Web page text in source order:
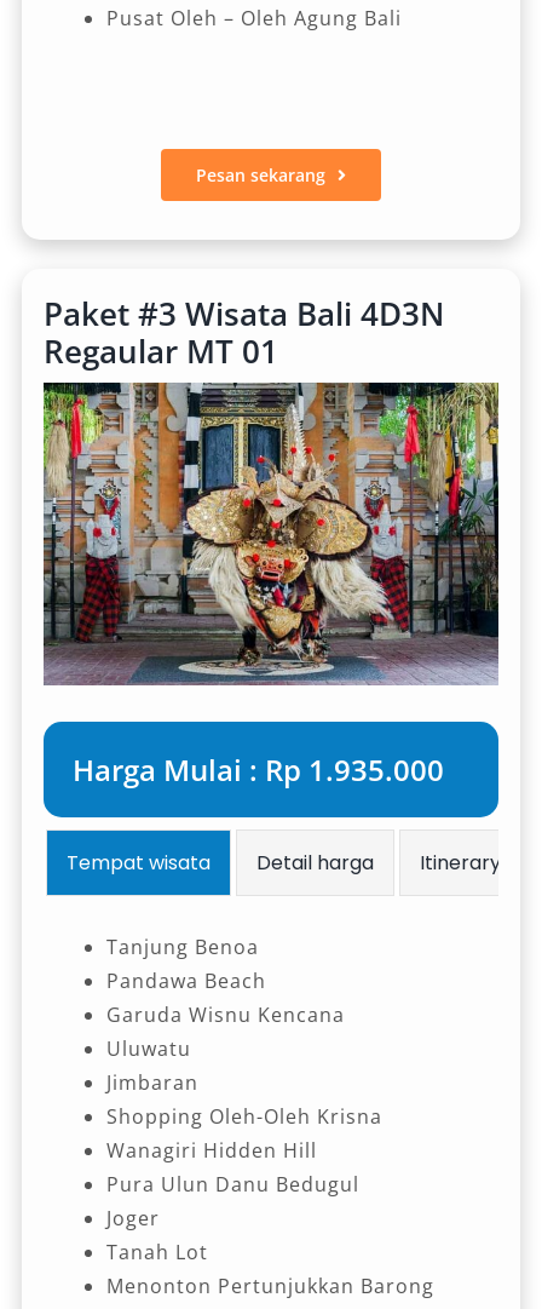
Pusat Oleh – Oleh Agung Bali
Pesan sekarang
Paket #3 Wisata Bali 4D3N
Regaular MT 01
Harga Mulai : Rp 1.935.000
Tempat wisata Detail harga Itinerary
Tanjung Benoa
Pandawa Beach
Garuda Wisnu Kencana
Uluwatu
Jimbaran
Shopping Oleh-Oleh Krisna
Wanagiri Hidden Hill
Pura Ulun Danu Bedugul
Joger
Tanah Lot
Menonton Pertunjukkan Barong